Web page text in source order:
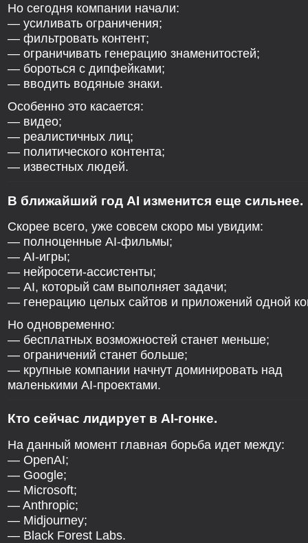
Но сегодня компании начали:
— усиливать ограничения;
— фильтровать контент;
— ограничивать генерацию знаменитостей;
— бороться с дипфейками;
— вводить водяные знаки.
Особенно это касается:
— видео;
— реалистичных лиц;
— политического контента;
— известных людей.
В ближайший год AI изменится еще сильнее.
Скорее всего, уже совсем скоро мы увидим:
— полноценные AI-фильмы;
— AI-игры;
— нейросети-ассистенты;
— AI, который сам выполняет задачи;
— генерацию целых сайтов и приложений одной
Но одновременно:
— бесплатных возможностей станет меньше;
— ограничений станет больше;
— крупные компании начнут доминировать над
маленькими AI-проектами.
Кто сейчас лидирует в AI-гонке.
На данный момент главная борьба идет между:
— OpenAI;
— Google;
— Microsoft;
— Anthropic;
— Midjourney;
— Black Forest Labs.